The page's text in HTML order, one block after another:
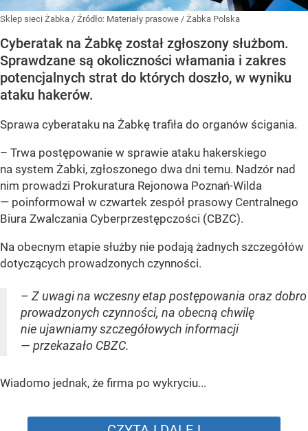
Sklep sieci Żabka / Źródło: Materiały prasowe / Żabka Polska
Cyberatak na Żabkę został zgłoszony służbom.
Sprawdzane są okoliczności włamania i zakres
potencjalnych strat do których doszło, w wyniku
ataku hakerów.
Sprawa cyberataku na Żabkę trafiła do organów ścigania.
– Trwa postępowanie w sprawie ataku hakerskiego
na system Żabki, zgłoszonego dwa dni temu. Nadzór nad
nim prowadzi Prokuratura Rejonowa Poznań-Wilda
— poinformował w czwartek zespół prasowy Centralnego
Biura Zwalczania Cyberprzestępczości (CBZC).
Na obecnym etapie służby nie podają żadnych szczegółów
dotyczących prowadzonych czynności.
– Z uwagi na wczesny etap postępowania oraz dobro
prowadzonych czynności, na obecną chwilę
nie ujawniamy szczegółowych informacji
— przekazało CBZC.
Wiadomo jednak, że firma po wykryciu...